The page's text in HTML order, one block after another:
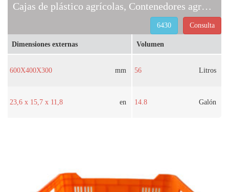
Cajas de plástico agrícolas, Contenedores agrícolas ventilados
Consulta
6430
Dimensiones externas
600X400X300 mm
23,6 x 15,7 x 11,8 en
Volumen
56 Litros
14.8 Galón